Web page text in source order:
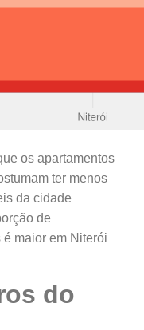
os apartamentos
ter menos
da cidade
de
maior em Niterói
do